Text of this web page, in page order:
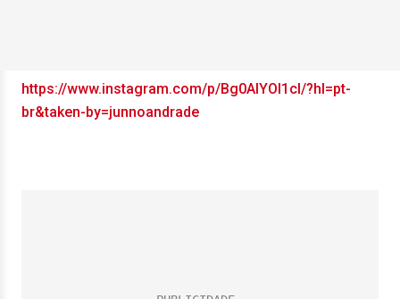
https://www.instagram.com/p/Bg0AIYOl1cl/?hl=pt-
br&taken-by=junnoandrade